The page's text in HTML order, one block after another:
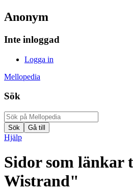
Anonym
Inte inloggad
Logga in
Mellopedia
Sök
Hjälp
Sidor som länkar
Wistrand"